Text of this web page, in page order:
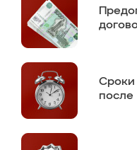
Сроки
после